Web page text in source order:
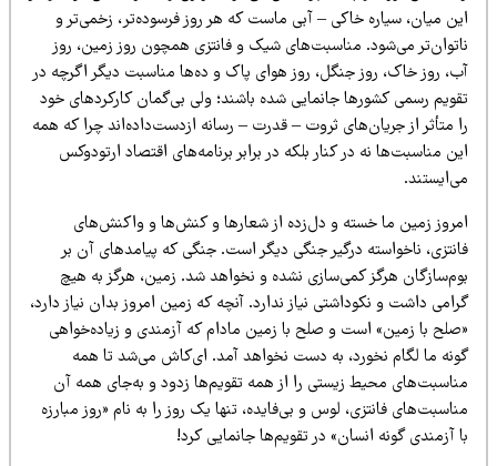
میان، سیاره خاکی – آبی ماست که هر روز فرسوده‌تر، زخمی‌تر و
می‌شود. مناسبت‌های شیک و فانتزی همچون روز زمین، روز
روز خاک، روز جنگل، روز هوای پاک و ده‌ها مناسبت دیگر اگرچه در
رسمی کشورها جانمایی شده باشند؛ ولی بی‌گمان کارکردهای خود
متأثر از جریان‌های ثروت – قدرت – رسانه ازدست‌داده‌اند چرا که همه
مناسبت‌ها نه در کنار بلکه در برابر برنامه‌های اقتصاد ارتودوکس
زمین ما خسته و دل‌زده از شعارها و کنش‌ها و واکنش‌های
ناخواسته درگیر جنگی دیگر است. جنگی که پیامدهای آن بر
هرگز کمی‌سازی نشده و نخواهد شد. زمین، هرگز به هیچ
داشت و نکوداشتی نیاز ندارد. آنچه که زمین امروز بدان نیاز دارد،
با زمین» است و صلح با زمین مادام که آزمندی و زیاده‌خواهی
ما لگام نخورد، به دست نخواهد آمد. ای‌کاش می‌شد تا همه
محیط زیستی را از همه تقویم‌ها زدود و به‌جای همه آن
فانتزی، لوس و بی‌فایده، تنها یک روز را به نام «روز مبارزه
آزمندی گونه انسان» در تقویم‌ها جانمایی کرد!